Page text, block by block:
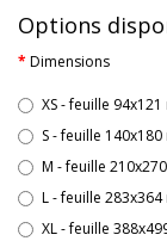
Options
Dimensions
XS - feuille 94x121
S - feuille 140x180
M - feuille
L - feuille 283x364
XL - feuille